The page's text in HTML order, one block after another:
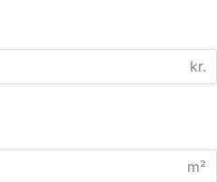
kr.
m²